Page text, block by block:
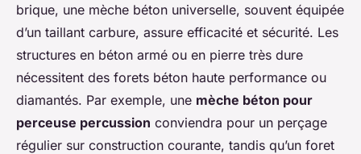
brique, une mèche béton universelle, souvent équipée
d’un taillant carbure, assure efficacité et sécurité. Les
structures en béton armé ou en pierre très dure
nécessitent des forets béton haute performance ou
diamantés. Par exemple, une mèche béton pour
perceuse percussion conviendra pour un perçage
régulier sur construction courante, tandis qu’un foret